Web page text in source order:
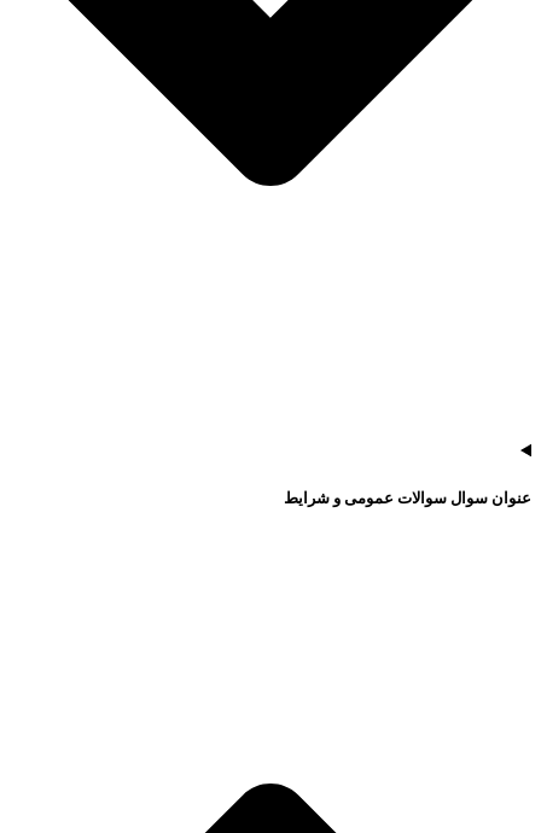
عنوان سوال سوالات عمومی و شرایط